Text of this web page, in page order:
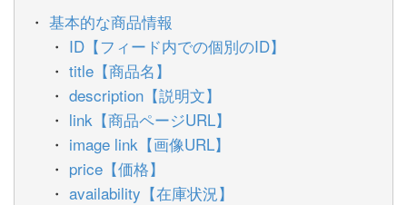
基本的な商品情報
ID【フィード内での個別のID】
title【商品名】
description【説明文】
link【商品ページURL】
image link【画像URL】
price【価格】
availability【在庫状況】